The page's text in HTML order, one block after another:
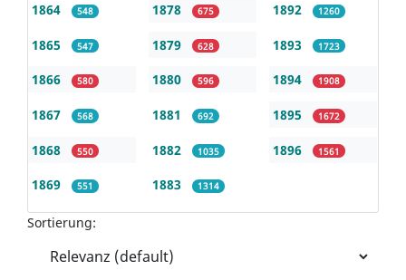
1864 548
1865 547
1866 580
1867 568
1868 550
1869 551
1878 675
1879 628
1880 596
1881 692
1882 1035
1883 1314
1892 1260
1893 1723
1894 1908
1895 1672
1896 1561
Sortierung: